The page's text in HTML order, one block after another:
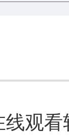
线观看